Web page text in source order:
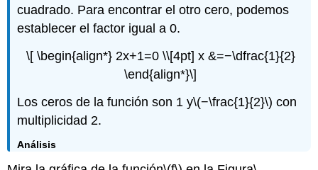
cuadrado. Para encontrar el otro cero, podemos
establecer el factor igual a 0.
\[ \begin{align*} 2x+1=0 \\[4pt] x &=−\dfrac{1}{2}
\end{align*}\]
Los ceros de la función son 1 y\(−\frac{1}{2}\) con
multiplicidad 2.
Análisis